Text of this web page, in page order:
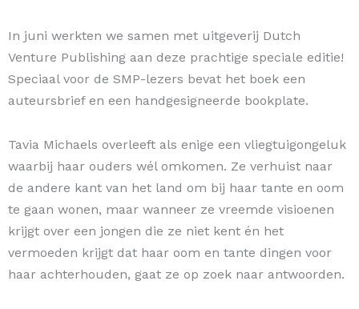
In juni werkten we samen met uitgeverij Dutch
Venture Publishing aan deze prachtige speciale editie!
Speciaal voor de SMP-lezers bevat het boek een
auteursbrief en een handgesigneerde bookplate.
Tavia Michaels overleeft als enige een vliegtuigongeluk
waarbij haar ouders wél omkomen. Ze verhuist naar
de andere kant van het land om bij haar tante en oom
te gaan wonen, maar wanneer ze vreemde visioenen
krijgt over een jongen die ze niet kent én het
vermoeden krijgt dat haar oom en tante dingen voor
haar achterhouden, gaat ze op zoek naar antwoorden.